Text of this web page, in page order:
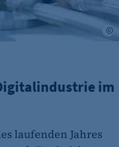
des
des Kunden das
Wird auch
im
laufenden Jahres